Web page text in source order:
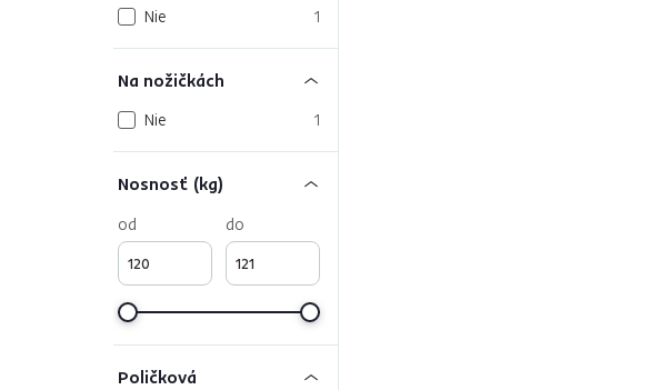
Nie 1
Na nožičkách
Nie 1
Nosnosť (kg)
od
do
Poličková